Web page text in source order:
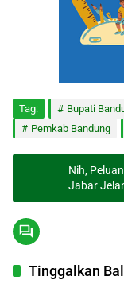
Tag: Bupati
Pemkab Bandung
Nih,
Jabar
Tinggalkan